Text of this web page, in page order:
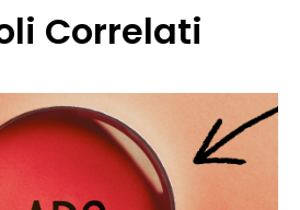
Correlati